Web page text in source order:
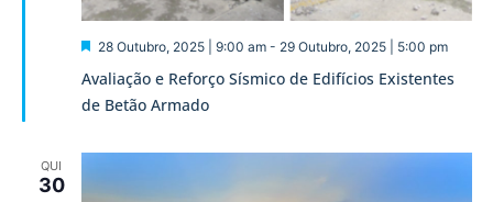
Avaliação e Reforço Sísmico de Edifícios Existentes
de Betão Armado
Destaque
28 Outubro, 2025 | 9:00 am- 29 Outubro, 2025 | 5:00 pm
QUI
30